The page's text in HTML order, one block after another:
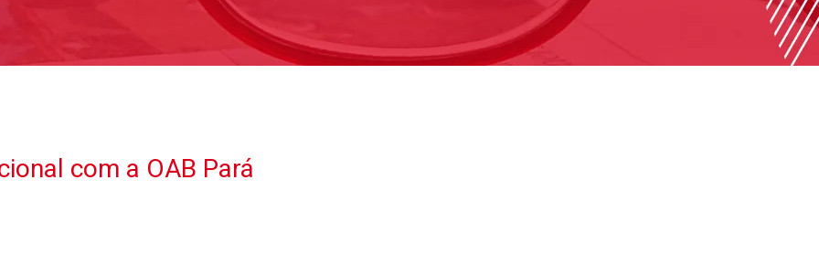
Boletim AASP
Coleção de Códigos de Bolso
Revista da AASP
com a OAB Pará